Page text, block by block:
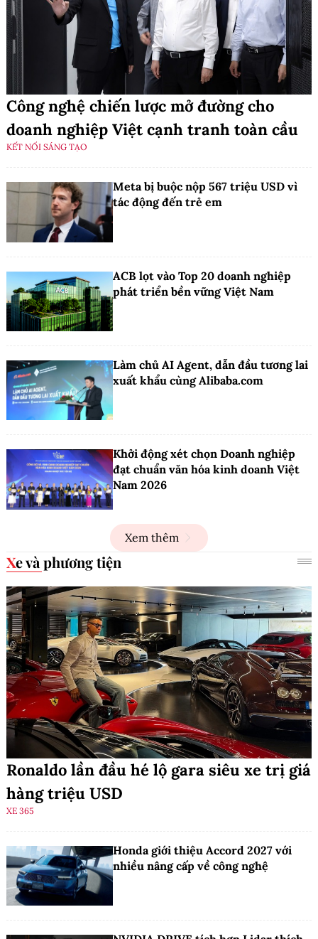
Công nghệ chiến lược mở đường cho
doanh nghiệp Việt cạnh tranh toàn cầu
KẾT NỐI SÁNG TẠO
Meta bị buộc nộp 567 triệu USD vì
tác động đến trẻ em
ACB lọt vào Top 20 doanh nghiệp
phát triển bền vững Việt Nam
Làm chủ AI Agent, dẫn đầu tương lai
xuất khẩu cùng Alibaba.com
Khởi động xét chọn Doanh nghiệp
đạt chuẩn văn hóa kinh doanh Việt
Nam 2026
Xem thêm
Xe và phương tiện
Ronaldo lần đầu hé lộ gara siêu xe trị giá
hàng triệu USD
XE 365
Honda giới thiệu Accord 2027 với
nhiều nâng cấp về công nghệ